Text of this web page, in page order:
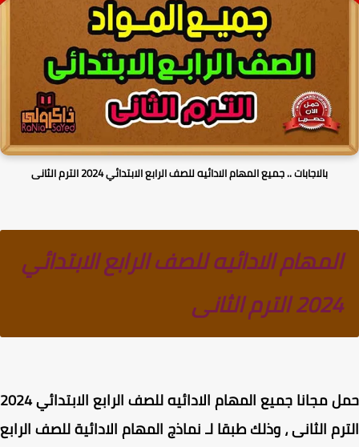
بالاجابات .. جميع المهام الادائيه للصف الرابع الابتدائي 2024 الترم الثانى
المهام الادائيه للصف الرابع الابتدائي
2024 الترم الثانى
حمل مجانا جميع المهام الادائيه للصف الرابع الابتدائي 2024
الثانى ، وذلك طبقا لـ نماذج المهام الادائية للصف الرابع